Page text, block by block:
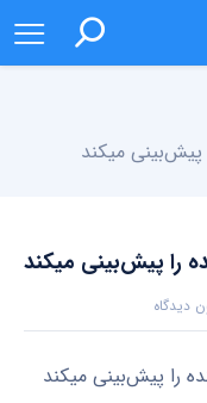
میکند
را پیش‌بینی میکند
دیدگاه